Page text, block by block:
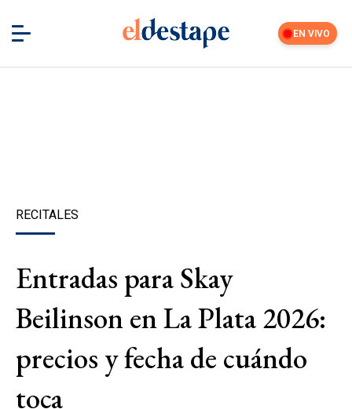
EN VIVO
RECITALES
Entradas para Skay
Beilinson en La Plata 2026:
precios y fecha de cuándo
toca